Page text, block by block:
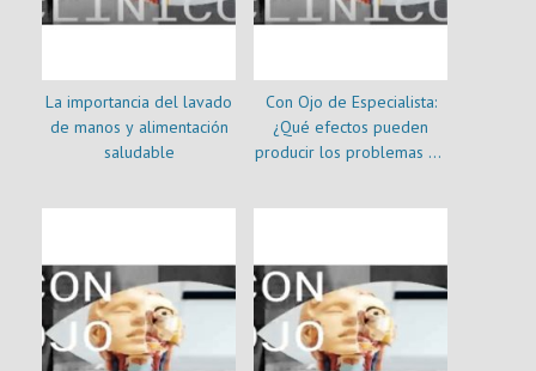
La importancia del lavado
de manos y alimentación
saludable
Con Ojo de Especialista:
¿Qué efectos pueden
producir los problemas de